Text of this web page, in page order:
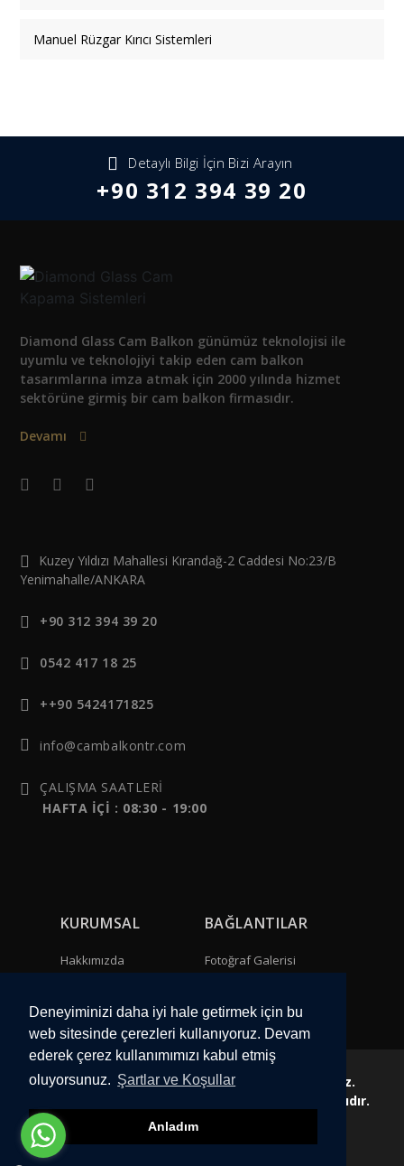
Deneyiminizi daha iyi hale getirmek için bu
web sitesinde çerezleri kullanıyoruz. Devam
ederek çerez kullanımımızı kabul etmiş
oluyorsunuz. Şartlar ve Koşullar
Anladım
Manuel Rüzgar Kırıcı Sistemleri
Detaylı Bilgi İçin Bizi Arayın
+90 312 394 39 20
Diamond Glass Cam Balkon günümüz teknolojisi ile
uyumlu ve teknolojiyi takip eden cam balkon
tasarımlarına imza atmak için 2000 yılında hizmet
sektörüne girmiş bir cam balkon firmasıdır.
Devamı
Kuzey Yıldızı Mahallesi Kırandağ-2 Caddesi No:23/B
Yenimahalle/ANKARA
+90 312 394 39 20
0542 417 18 25
++90 5424171825
info@cambalkontr.com
ÇALIŞMA SAATLERİ
HAFTA İÇİ : 08:30 - 19:00
KURUMSAL
Hakkımızda
BAĞLANTILAR
Fotoğraf Galerisi
Web sitemizdeki görseller izinsiz kullanılamaz.
Copyright Diamond Glass 2023 Tüm Hakları Saklıdır.